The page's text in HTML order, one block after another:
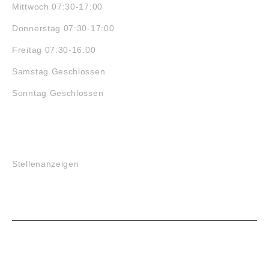
Mittwoch 07:30-17:00
Donnerstag 07:30-17:00
Freitag 07:30-16:00
Samstag Geschlossen
Sonntag Geschlossen
Stellenanzeigen